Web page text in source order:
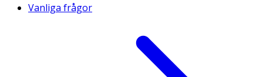
Vanliga frågor